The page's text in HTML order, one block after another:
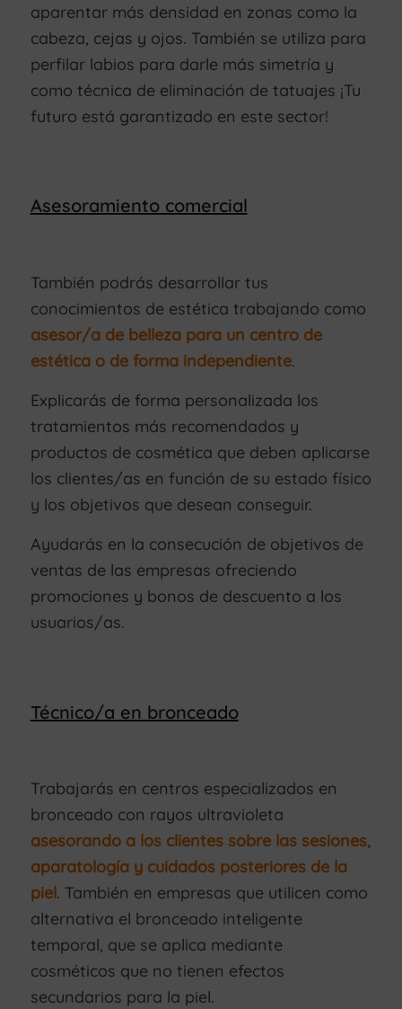
aparentar más densidad en zonas como la
cabeza, cejas y ojos. También se utiliza para
perfilar labios para darle más simetría y
como técnica de eliminación de tatuajes ¡Tu
futuro está garantizado en este sector!
Asesoramiento comercial
También podrás desarrollar tus
conocimientos de estética trabajando como
asesor/a de belleza para un centro de
estética o de forma independiente.
Explicarás de forma personalizada los
tratamientos más recomendados y
productos de cosmética que deben aplicarse
los clientes/as en función de su estado físico
y los objetivos que desean conseguir.
Ayudarás en la consecución de objetivos de
ventas de las empresas ofreciendo
promociones y bonos de descuento a los
usuarios/as.
Técnico/a en bronceado
Trabajarás en centros especializados en
bronceado con rayos ultravioleta
asesorando a los clientes sobre las sesiones,
aparatología y cuidados posteriores de la
piel. También en empresas que utilicen como
alternativa el bronceado inteligente
temporal, que se aplica mediante
cosméticos que no tienen efectos
secundarios para la piel.